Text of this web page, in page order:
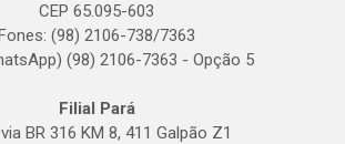
CEP 65.095-603
(98) 2106-738/7363
(98) 2106-7363 - Opção 5
Filial Pará
BR 316 KM 8, 411 Galpão Z1